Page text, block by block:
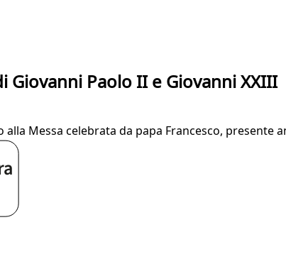
Giovanni Paolo II e Giovanni XXIII
Messa celebrata da papa Francesco, presente